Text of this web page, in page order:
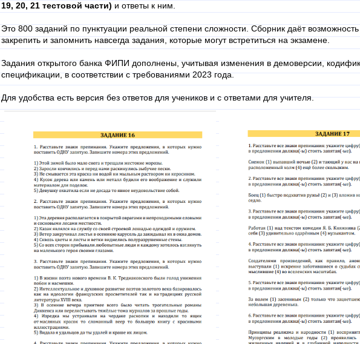
19, 20, 21 тестовой части) и ответы к ним.
Это 800 заданий по пунктуации реальной степени сложности. Сборник даёт возможность
закрепить и запомнить навсегда задания, которые могут встретиться на экзамене.
Задания открытого банка ФИПИ дополнены, учитывая изменения в демоверсии,
спецификации, в соответствии с требованиями 2023 года.
Для удобства есть версия без ответов для учеников и с ответами для учителя.